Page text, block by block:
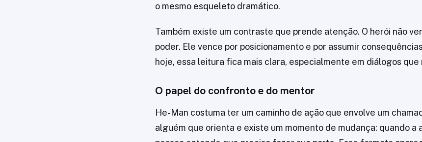
o mesmo esqueleto dramático.
Também existe um contraste que prende atenção. O herói não
poder. Ele vence por posicionamento e por assumir
hoje, essa leitura fica mais clara, especialmente em diálogos que
O papel do confronto e do mentor
He-Man costuma ter um caminho de ação que envolve um
alguém que orienta e existe um momento de mudança: quando a